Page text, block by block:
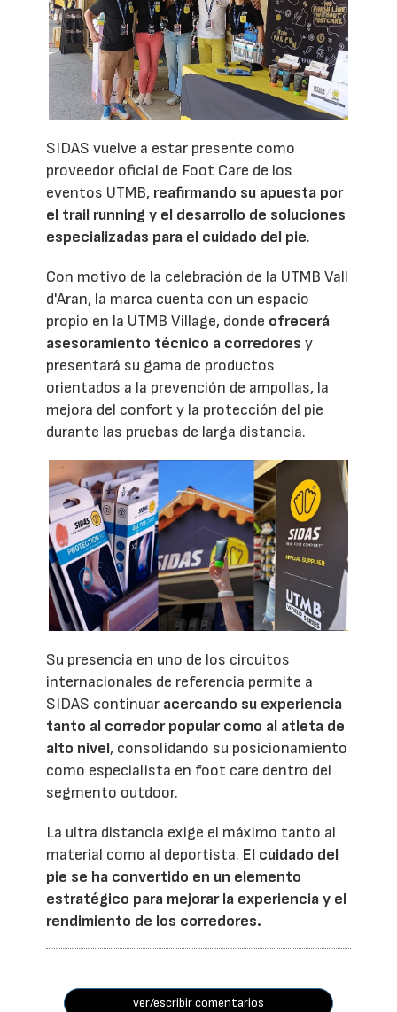
SIDAS vuelve a estar presente como
proveedor oficial de Foot Care de los
eventos UTMB, reafirmando su apuesta por
el trail running y el desarrollo de soluciones
especializadas para el cuidado del pie.
Con motivo de la celebración de la UTMB Vall
d'Aran, la marca cuenta con un espacio
propio en la UTMB Village, donde ofrecerá
asesoramiento técnico a corredores y
presentará su gama de productos
orientados a la prevención de ampollas, la
mejora del confort y la protección del pie
durante las pruebas de larga distancia.
Su presencia en uno de los circuitos
internacionales de referencia permite a
SIDAS continuar acercando su experiencia
tanto al corredor popular como al atleta de
alto nivel, consolidando su posicionamiento
como especialista en foot care dentro del
segmento outdoor.
La ultra distancia exige el máximo tanto al
material como al deportista. El cuidado del
pie se ha convertido en un elemento
estratégico para mejorar la experiencia y el
rendimiento de los corredores.
ver/escribir comentarios